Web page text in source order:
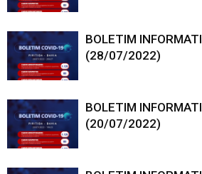
BOLETIM
(28/07/2022)
BOLETIM
(20/07/2022)